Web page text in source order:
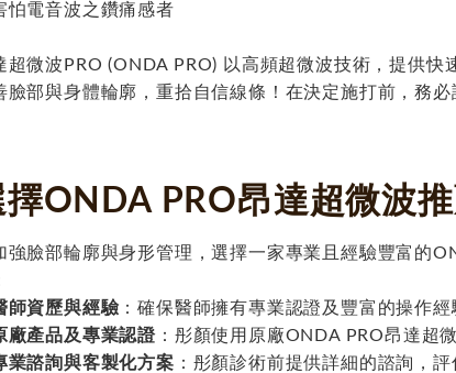
怕電音波之鑽痛感者
超微波PRO (ONDA PRO) 以高頻超微波技術，提供
臉部與身體輪廓，重拾自信線條！在決定施打前，務必
擇ONDA PRO昂達超微波
強臉部輪廓與身形管理，選擇一家專業且經驗豐富的
師資歷與經驗 ：確保醫師擁有專業認證及豐富的操作經
廠產品及專業認證 ：彤顏使用原廠ONDA PRO昂達超
業諮詢與客製化方案 ：彤顏診術前提供詳細的諮詢，